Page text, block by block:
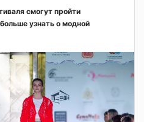
смогут пройти
узнать о модной